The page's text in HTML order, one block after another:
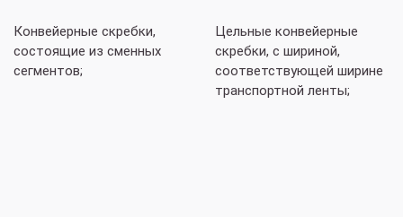
Конвейерные скребки,
состоящие из сменных
сегментов;
Цельные конвейерные
скребки, с шириной,
соответствующей ширине
транспортной ленты;